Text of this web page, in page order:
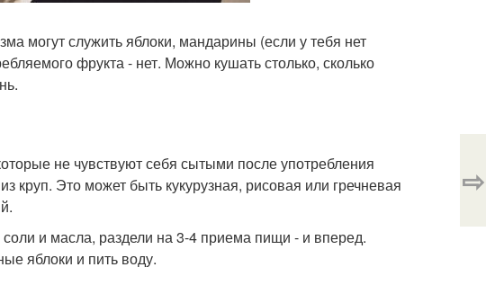
могут служить яблоки, мандарины (если у тебя нет
фрукта - нет. Можно кушать столько, сколько
не чувствуют себя сытыми после употребления
круп. Это может быть кукурузная, рисовая или гречневая
и масла, раздели на 3-4 приема пищи - и вперед.
яблоки и пить воду.
⇨